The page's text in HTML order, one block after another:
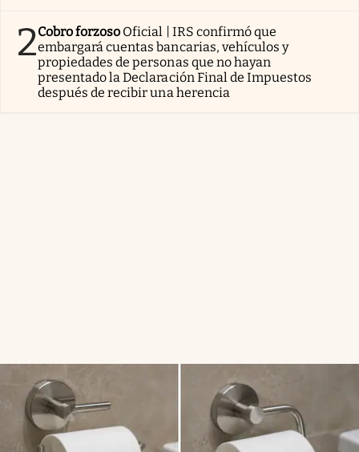
2Cobro forzoso Oficial | IRS confirmó que
embargará cuentas bancarias, vehículos y
propiedades de personas que no hayan
presentado la Declaración Final de Impuestos
después de recibir una herencia